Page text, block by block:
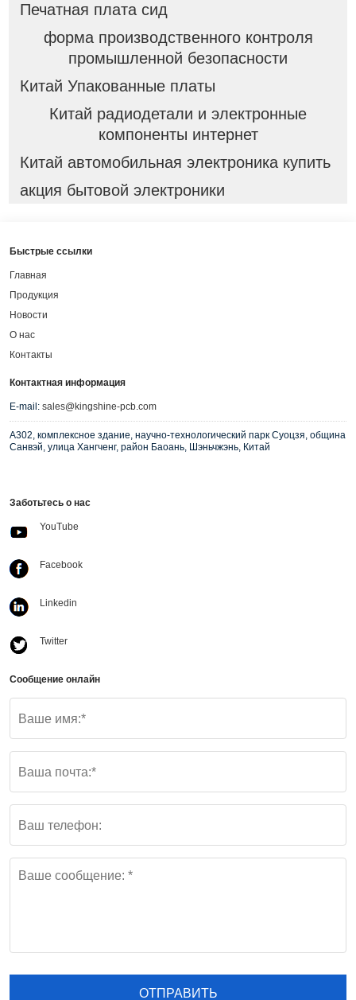
Печатная плата сид
форма производственного контроля
промышленной безопасности
Китай Упакованные платы
Китай радиодетали и электронные
компоненты интернет
Китай автомобильная электроника купить
акция бытовой электроники
Быстрые ссылки
Главная
Продукция
Новости
О нас
Контакты
Контактная информация
E-mail: sales@kingshine-pcb.com
A302, комплексное здание, научно-технологический парк Суоцзя, община
Санвэй, улица Хангченг, район Баоань, Шэньчжэнь, Китай
Заботьтесь о нас
YouTube
Facebook
Linkedin
Twitter
Сообщение онлайн